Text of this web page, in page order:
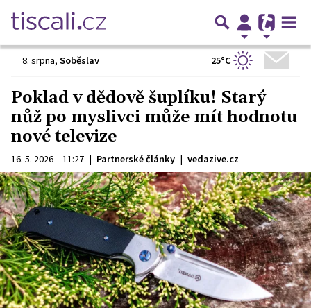
8. srpna, Soběslav 25°C
Poklad v dědově šuplíku! Starý
nůž po myslivci může mít hodnotu
nové televize
16. 5. 2026 – 11:27 | Partnerské články | vedazive.cz